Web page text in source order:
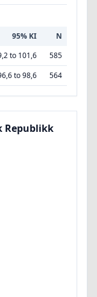
95% KI
N
to 101,6
585
to 98,6 564
Republikk